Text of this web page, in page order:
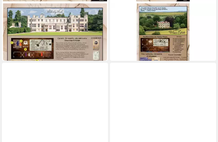
PEGASUS
Spiel Pegasus Obsession -
Upstairs, Downstairs
ab 42,66 €
in 3-4 Werktagen bei dir
PEGASUS
Spiel Pegasus Obsession -
Wessex, Brettspiel
ab 20,03 €
in 2-3 Werktagen bei dir